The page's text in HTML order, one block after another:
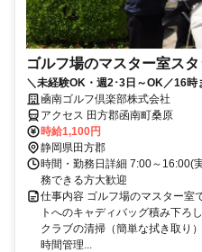
ゴルフ場のマスター室スタ
＼未経験OK・週2･3日～OK／16
どシンプル作業♪30代～50代活躍中！
凾南ゴルフ倶楽部株式会社
アクセス 田方郡函南町桑原
時給1,100円
静岡県田方郡
時間・勤務日詳細 7:00～
務できる方大歓迎
仕事内容 ゴルフ場のマスター室
トへのキャディバッグ積み下ろ
クラブの清掃（簡単な拭き取り
時間管理...